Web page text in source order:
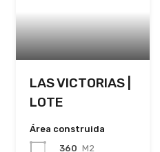
LAS VICTORIAS |
LOTE
Área construida
360 M2